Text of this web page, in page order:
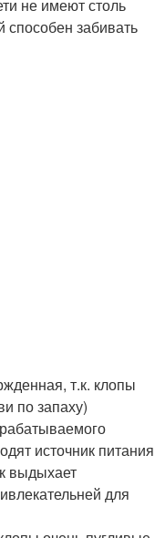
не имеют столь
способен забивать
т.к. клопы
по запаху)
источник питания
выдыхает
для